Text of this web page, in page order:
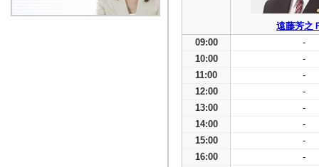
遠藤芳之
09:00
-
10:00
-
11:00
-
12:00
-
13:00
-
14:00
-
15:00
-
16:00
-